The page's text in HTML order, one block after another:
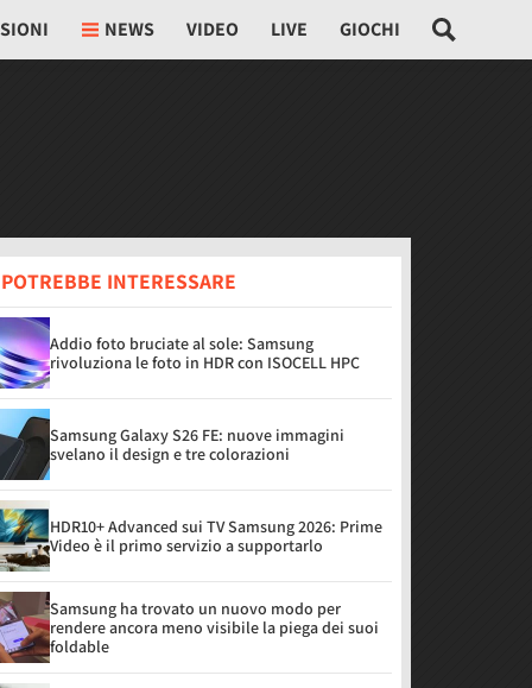
NEWS VIDEO LIVE GIOCHI
INTERESSARE
Addio foto bruciate al sole: Samsung
rivoluziona le foto in HDR con ISOCELL HPC
Samsung Galaxy S26 FE: nuove immagini
svelano il design e tre colorazioni
HDR10+ Advanced sui TV Samsung 2026: Prime
Video è il primo servizio a supportarlo
Samsung ha trovato un nuovo modo per
rendere ancora meno visibile la piega dei suoi
foldable